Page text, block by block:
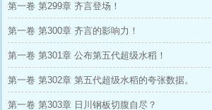
第一卷 第299章 齐言登场！
第一卷 第300章 齐言的影响力！
第一卷 第301章 公布第五代超级水稻！
第一卷 第302章 第五代超级水稻的夸张数据。
第一卷 第303章 日川钢板切腹自尽？